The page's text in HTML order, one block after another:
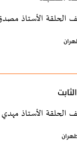
الأستاذ
الأستاذ